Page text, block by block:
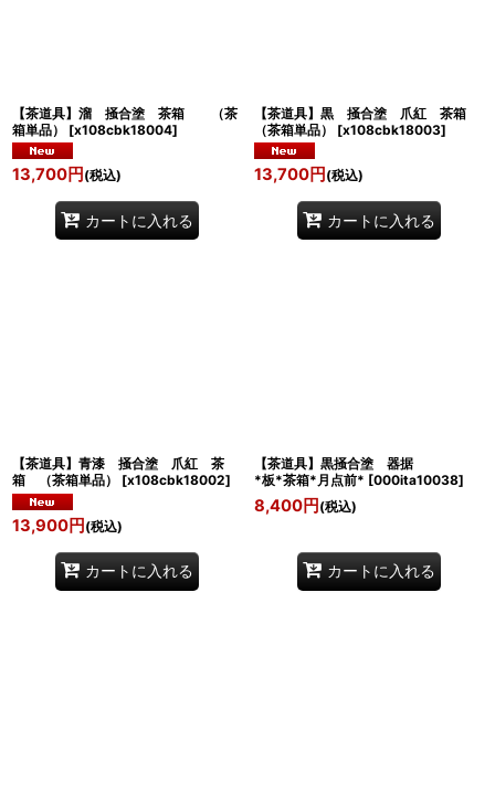
【茶道具】溜 掻合塗 茶箱 （茶
箱単品）
[x108cbk18004]
13,700円 (税込)
カートに入れる
【茶道具】黒 掻合塗 爪紅 茶箱
（茶箱単品）
[x108cbk18003]
13,700円 (税込)
カートに入れる
【茶道具】青漆 掻合塗 爪紅 茶
箱 （茶箱単品）
[x108cbk18002]
13,900円 (税込)
カートに入れる
【茶道具】黒掻合塗 器据
*板*茶箱*月点前* [000ita10038]
8,400円 (税込)
カートに入れる